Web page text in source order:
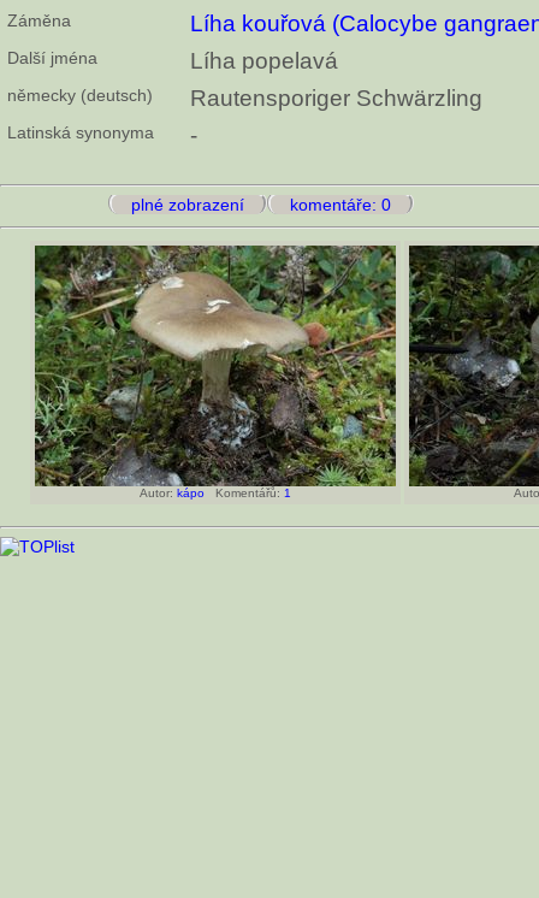
Záměna Líha kouřová (Calocybe
Další jména Líha popelavá
německy (deutsch) Rautensporiger Schwärzling
Latinská synonyma -